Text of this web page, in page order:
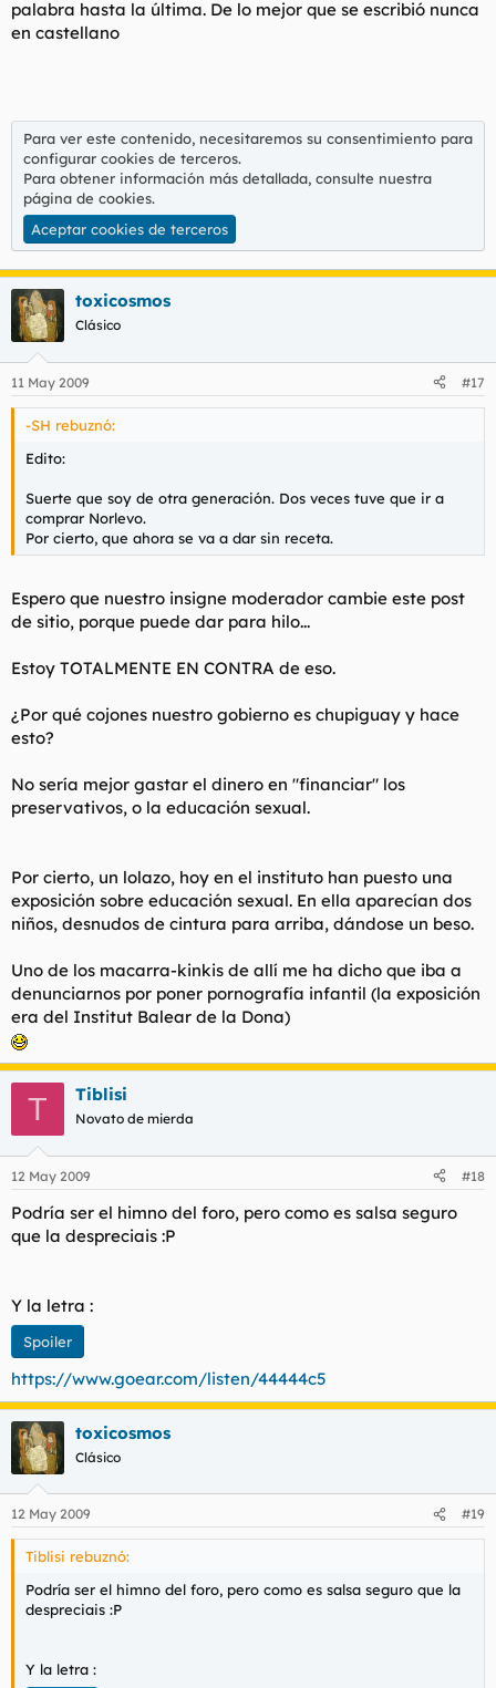
palabra hasta la última. De lo mejor que se escribió nunca
en castellano
Para ver este contenido, necesitaremos su consentimiento para
configurar cookies de terceros.
Para obtener información más detallada, consulte nuestra
página de cookies.
Aceptar cookies de terceros
toxicosmos
Clásico
11 May 2009 #17
-SH rebuznó:
Edito:
Suerte que soy de otra generación. Dos veces tuve que ir a
comprar Norlevo.
Por cierto, que ahora se va a dar sin receta.
Espero que nuestro insigne moderador cambie este post
de sitio, porque puede dar para hilo...
Estoy TOTALMENTE EN CONTRA de eso.
¿Por qué cojones nuestro gobierno es chupiguay y hace
esto?
No sería mejor gastar el dinero en "financiar" los
preservativos, o la educación sexual.
Por cierto, un lolazo, hoy en el instituto han puesto una
exposición sobre educación sexual. En ella aparecían dos
niños, desnudos de cintura para arriba, dándose un beso.
Uno de los macarra-kinkis de allí me ha dicho que iba a
denunciarnos por poner pornografía infantil (la exposición
era del Institut Balear de la Dona)
T Tiblisi
Novato de mierda
12 May 2009 #18
Podría ser el himno del foro, pero como es salsa seguro
que la despreciais :P
Y la letra :
Spoiler
https://www.goear.com/listen/44444c5
toxicosmos
Clásico
12 May 2009 #19
Tiblisi rebuznó:
Podría ser el himno del foro, pero como es salsa seguro que la
despreciais :P
Y la letra :